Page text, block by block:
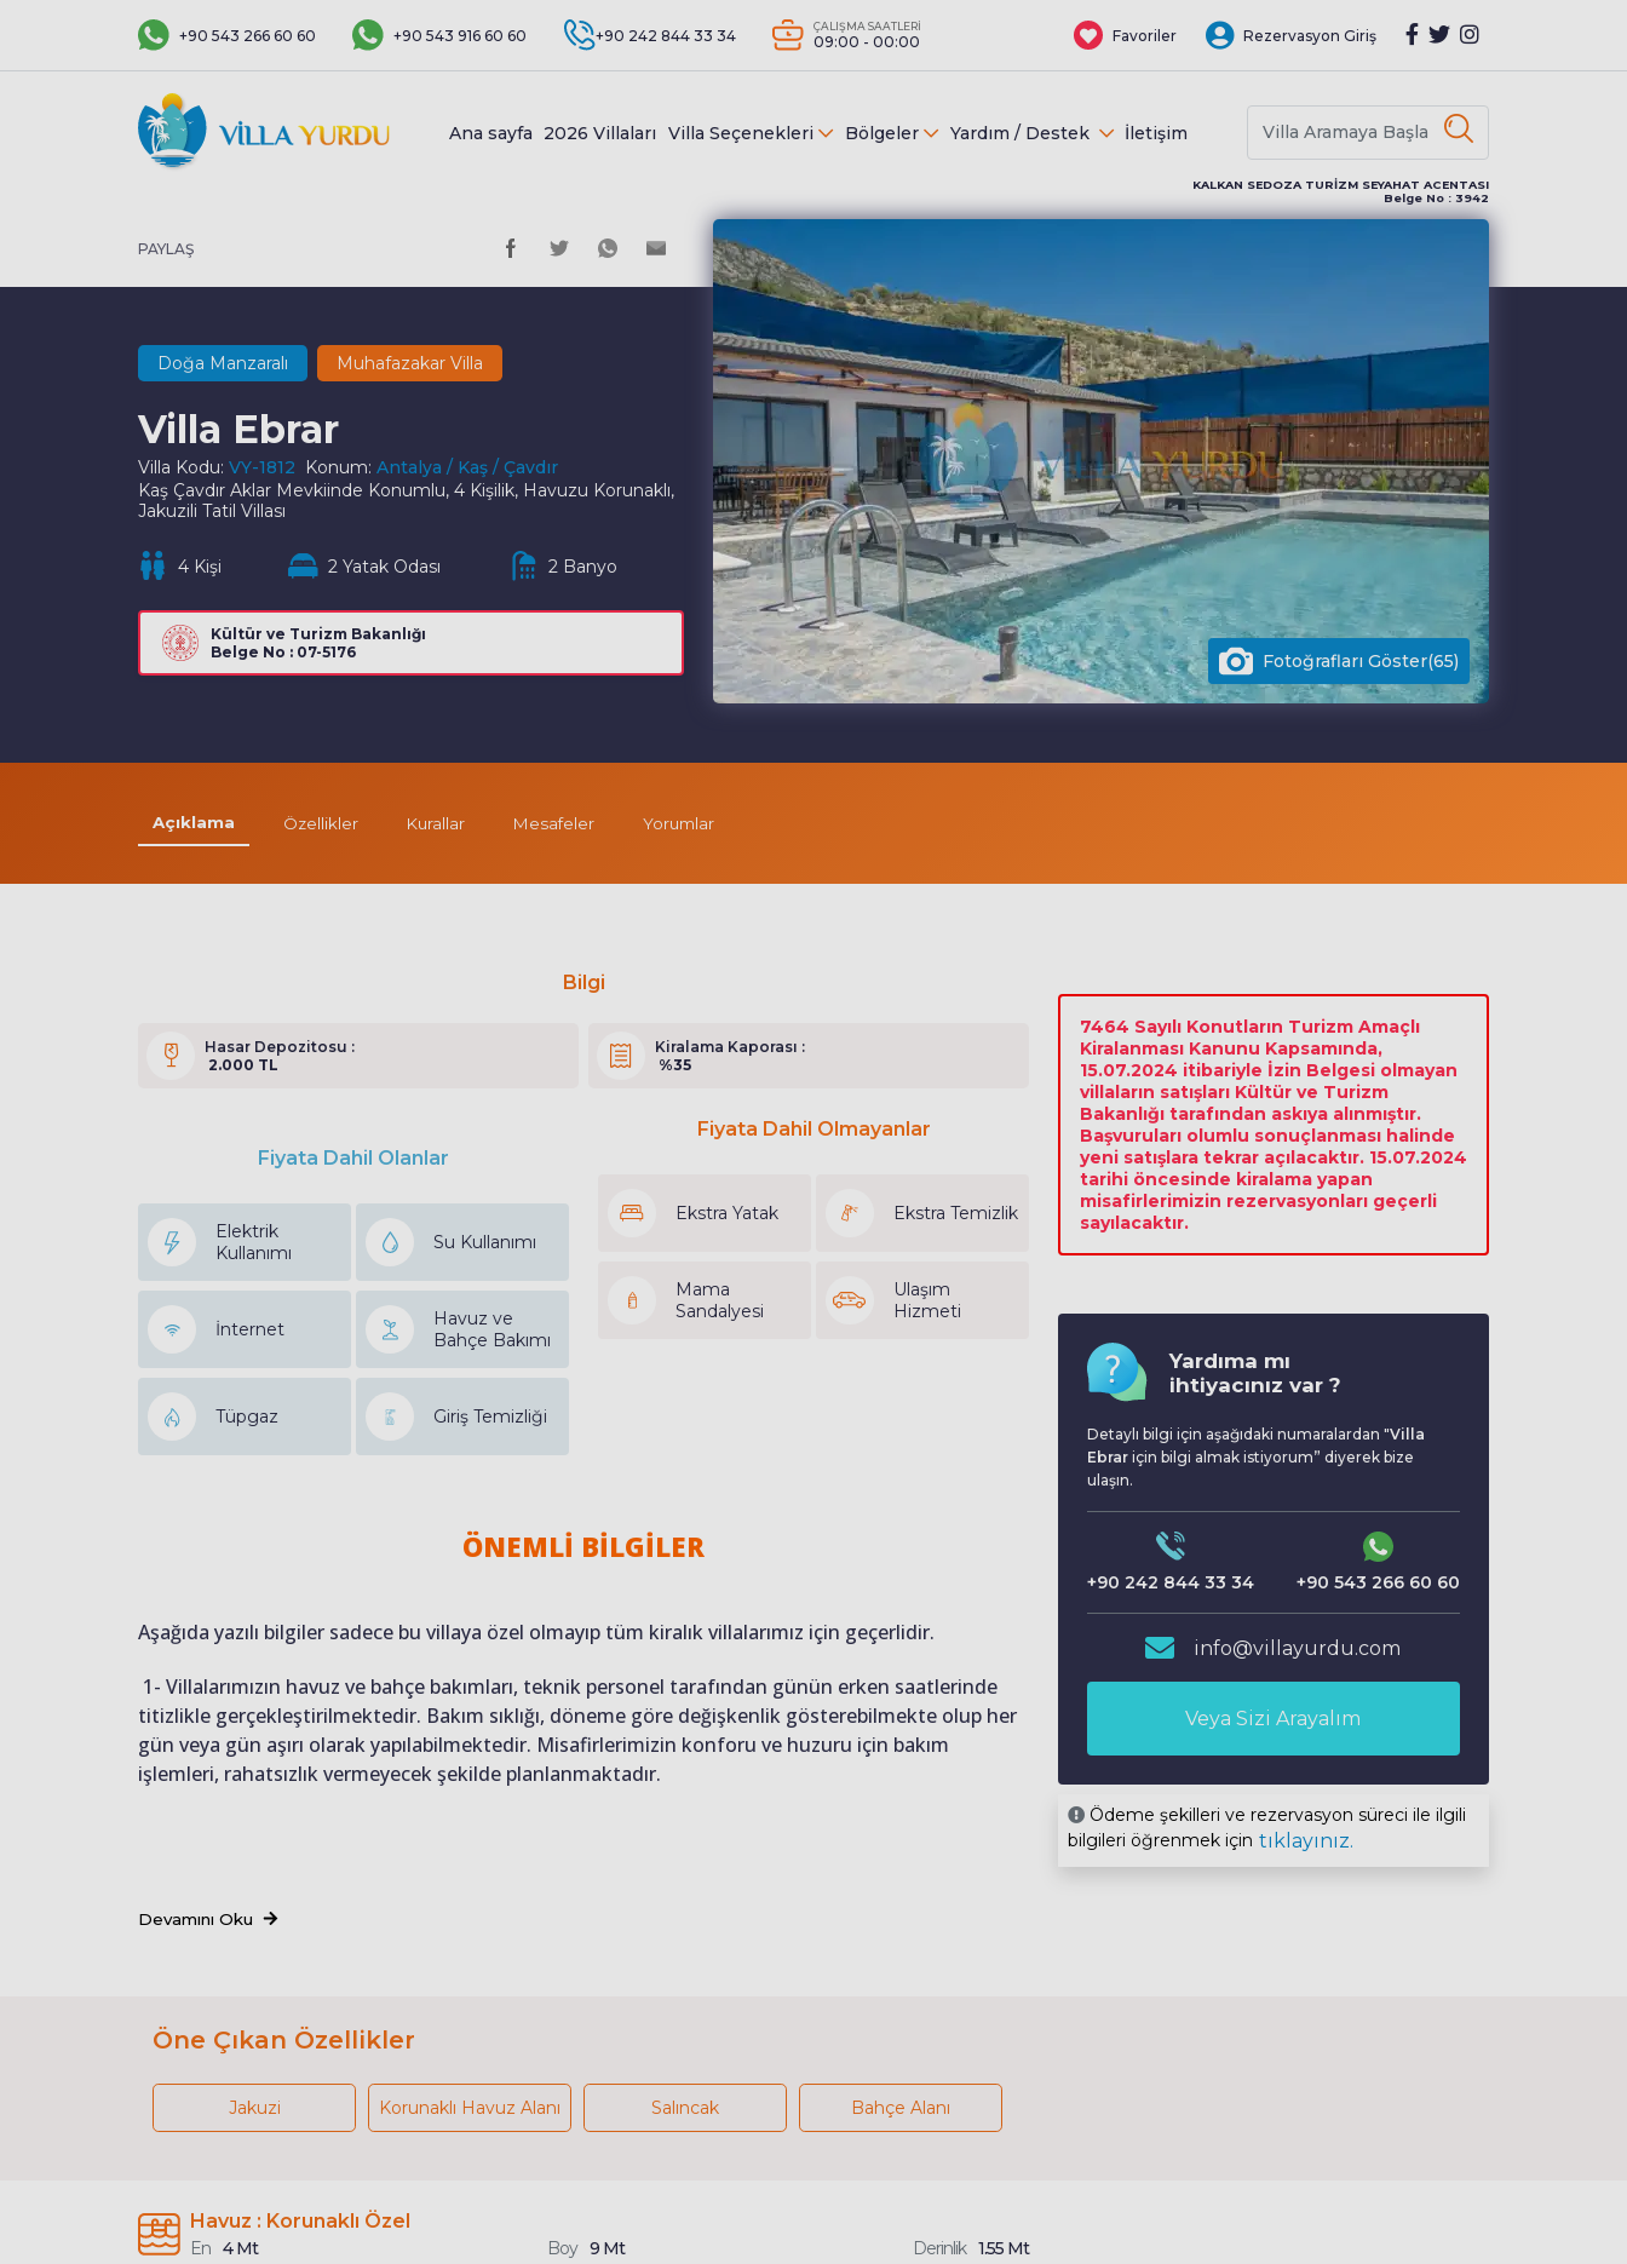
+90 543 266 60 60 +90 543 916 60 60 +90 242 844 33 34 ÇALIŞMA SAATLERİ
09:00 - 00:00 Favoriler Rezervasyon Giriş
Ana sayfa 2026 Villaları Villa Seçenekleri Bölgeler Yardım / Destek İletişim
KALKAN SEDOZA TURİZM SEYAHAT ACENTASI
Belge No : 3942
PAYLAŞ
Doğa Manzaralı Muhafazakar Villa
Villa Ebrar
Villa Kodu: VY-1812 Konum: Antalya / Kaş / Çavdır
Kaş Çavdır Aklar Mevkiinde Konumlu, 4 Kişilik, Havuzu Korunaklı,
Jakuzili Tatil Villası
4 Kişi 2 Yatak Odası 2 Banyo
Kültür ve Turizm Bakanlığı
Belge No : 07-5176
Fotoğrafları Göster(65)
Açıklama Özellikler Kurallar Mesafeler Yorumlar
Bilgi
Hasar Depozitosu :
2.000 TL
Kiralama Kaporası :
%35
Fiyata Dahil Olanlar
Elektrik
Kullanımı
Su Kullanımı
İnternet
Havuz ve
Bahçe Bakımı
Tüpgaz Giriş Temizliği
Fiyata Dahil Olmayanlar
Ekstra Yatak Ekstra Temizlik
Mama
Sandalyesi
Ulaşım
Hizmeti
ÖNEMLİ BİLGİLER
Aşağıda yazılı bilgiler sadece bu villaya özel olmayıp tüm kiralık villalarımız için geçerlidir.
1- Villalarımızın havuz ve bahçe bakımları, teknik personel tarafından günün erken saatlerinde
titizlikle gerçekleştirilmektedir. Bakım sıklığı, döneme göre değişkenlik gösterebilmekte olup her
gün veya gün aşırı olarak yapılabilmektedir. Misafirlerimizin konforu ve huzuru için bakım
işlemleri, rahatsızlık vermeyecek şekilde planlanmaktadır.
Devamını Oku
Öne Çıkan Özellikler
Jakuzi Korunaklı Havuz Alanı Salıncak Bahçe Alanı
Havuz : Korunaklı Özel
En 4 Mt Boy 9 Mt Derinlik 1.55 Mt
7464 Sayılı Konutların Turizm Amaçlı
Kiralanması Kanunu Kapsamında,
15.07.2024 itibariyle İzin Belgesi olmayan
villaların satışları Kültür ve Turizm
Bakanlığı tarafından askıya alınmıştır.
Başvuruları olumlu sonuçlanması halinde
yeni satışlara tekrar açılacaktır. 15.07.2024
tarihi öncesinde kiralama yapan
misafirlerimizin rezervasyonları geçerli
sayılacaktır.
Yardıma mı
ihtiyacınız var ?
Detaylı bilgi için aşağıdaki numaralardan "Villa
Ebrar için bilgi almak istiyorum” diyerek bize
ulaşın.
+90 242 844 33 34 +90 543 266 60 60
info@villayurdu.com
Veya Sizi Arayalım
Ödeme şekilleri ve rezervasyon süreci ile ilgili
bilgileri öğrenmek için tıklayınız.